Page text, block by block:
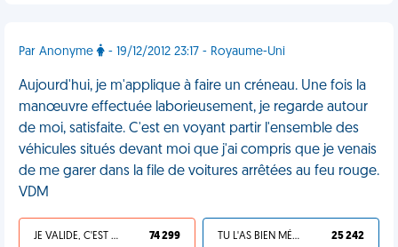
Par Anonyme - 19/12/2012 23:17 - Royaume-Uni
Aujourd'hui, je m'applique à faire un créneau. Une fois la
manœuvre effectuée laborieusement, je regarde autour
de moi, satisfaite. C'est en voyant partir l'ensemble des
véhicules situés devant moi que j'ai compris que je venais
de me garer dans la file de voitures arrêtées au feu rouge.
VDM
JE VALIDE, C'EST UNE VDM 74 299 TU L'AS BIEN MÉRITÉ 25 242